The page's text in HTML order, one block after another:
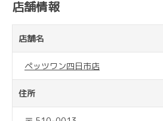
店舗情報
店舗名
ペッツワン四日市店
住所